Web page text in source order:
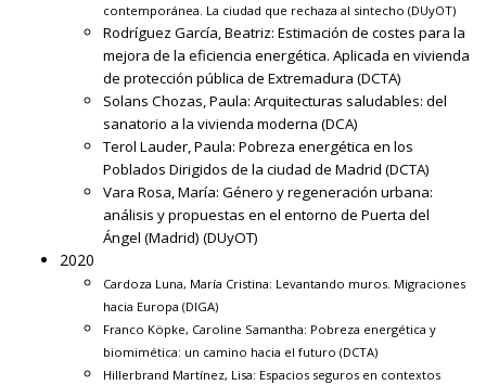
contemporánea. La ciudad que rechaza al sintecho (DUyOT)
Rodríguez García, Beatriz: Estimación de costes para la
mejora de la eficiencia energética. Aplicada en vivienda
de protección pública de Extremadura (DCTA)
Solans Chozas, Paula: Arquitecturas saludables: del
sanatorio a la vivienda moderna (DCA)
Terol Lauder, Paula: Pobreza energética en los
Poblados Dirigidos de la ciudad de Madrid (DCTA)
Vara Rosa, María: Género y regeneración urbana:
análisis y propuestas en el entorno de Puerta del
Ángel (Madrid) (DUyOT)
2020
Cardoza Luna, María Cristina: Levantando muros. Migraciones
hacia Europa (DIGA)
Franco Köpke, Caroline Samantha: Pobreza energética y
biomimética: un camino hacia el futuro (DCTA)
Hillerbrand Martínez, Lisa: Espacios seguros en contextos